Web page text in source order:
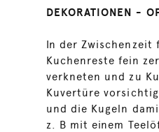
DEKORATIONEN -
In der
Kuchenreste fein
verkneten und zu
Kuvertüre
und die Kugeln
z. B mit einem